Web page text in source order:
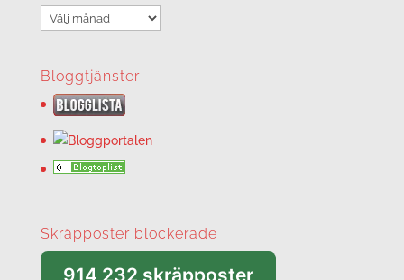
Arkiv
Bloggtjänster
Skräpposter blockerade
914 232 skräpposter